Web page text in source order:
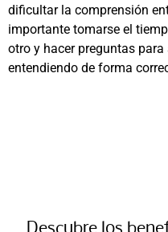
dificultar la comprensión
importante tomarse el
otro y hacer preguntas para
entendiendo de forma